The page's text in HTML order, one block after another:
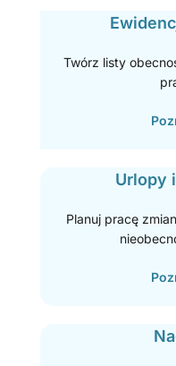
Twórz listy
Urlopy
Planuj pracę